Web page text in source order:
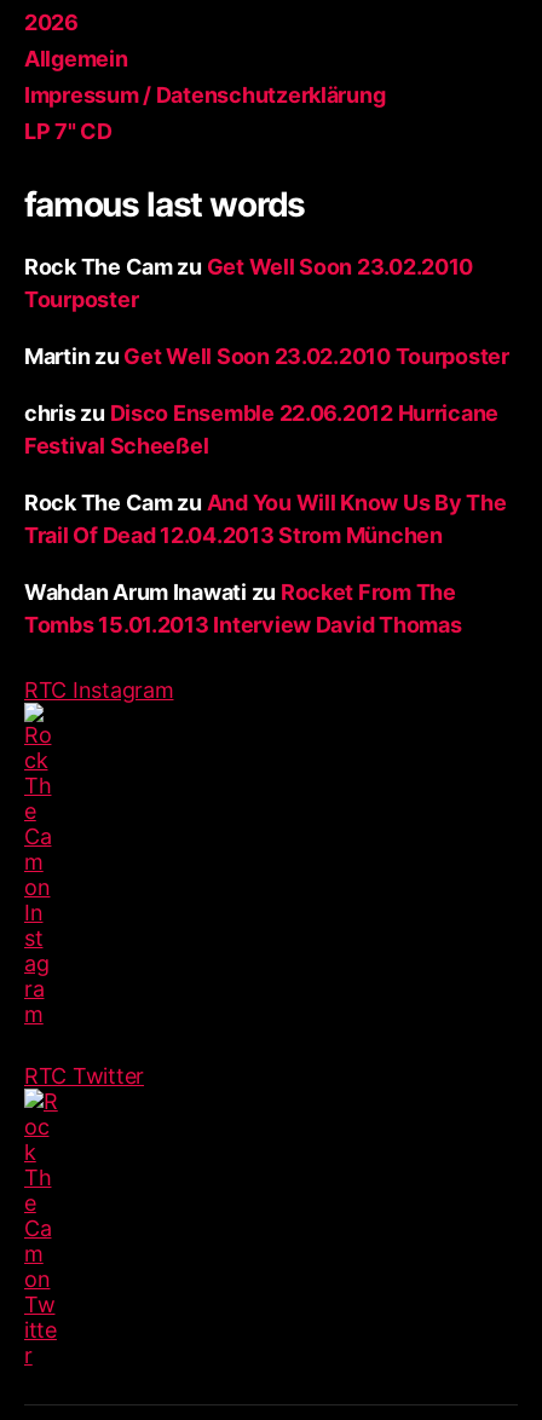
2026
Allgemein
Impressum / Datenschutzerklärung
LP 7" CD
famous last words
Rock The Camzu Get Well Soon 23.02.2010
Tourposter
Martinzu Get Well Soon 23.02.2010 Tourposter
chriszu Disco Ensemble 22.06.2012 Hurricane
Festival Scheeßel
Rock The Camzu And You Will Know Us By The
Trail Of Dead 12.04.2013 Strom München
Wahdan Arum Inawati zu Rocket From The
Tombs 15.01.2013 Interview David Thomas
RTC Instagram
RTC Twitter